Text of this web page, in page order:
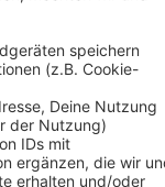
einen Hut
dann
die Kita-
Kinder
könnten
Arbeitgeber